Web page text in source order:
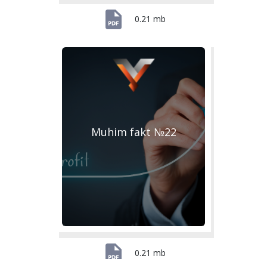
0.21 mb
Muhim fakt №22
0.21 mb